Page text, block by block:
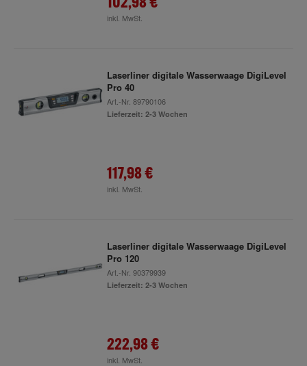
inkl. MwSt.
Laserliner digitale Wasserwaage DigiLevel
Pro 40
Art.-Nr. 89790106
Lieferzeit: 2-3 Wochen
117,98 €
inkl. MwSt.
Laserliner digitale Wasserwaage DigiLevel
Pro 120
Art.-Nr. 90379939
Lieferzeit: 2-3 Wochen
222,98 €
inkl. MwSt.